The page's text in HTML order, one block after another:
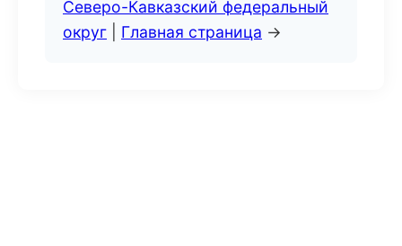
Северо-Кавказский федеральный
округ
Главная страница →